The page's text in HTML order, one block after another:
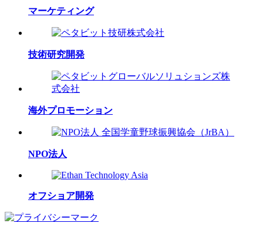
マーケティング
技術研究開発
海外プロモーション
NPO法人
オフショア開発